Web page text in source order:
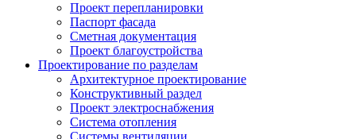
Проект перепланировки
Паспорт фасада
Сметная документация
Проект благоустройства
Проектирование по разделам
Архитектурное проектирование
Конструктивный раздел
Проект электроснабжения
Система отопления